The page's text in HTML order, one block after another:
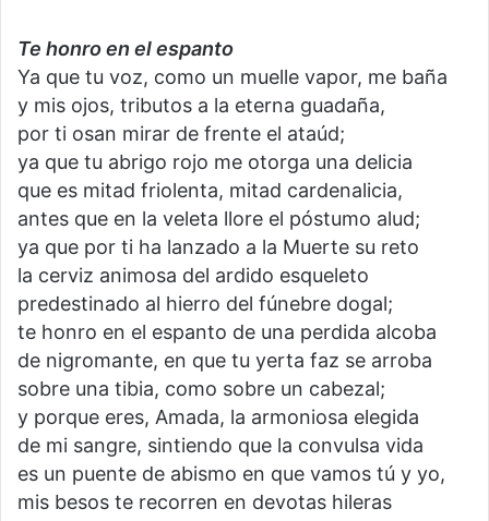
Te honro en el espanto
Ya que tu voz, como un muelle vapor, me baña
y mis ojos, tributos a la eterna guadaña,
por ti osan mirar de frente el ataúd;
ya que tu abrigo rojo me otorga una delicia
que es mitad friolenta, mitad cardenalicia,
antes que en la veleta llore el póstumo alud;
ya que por ti ha lanzado a la Muerte su reto
la cerviz animosa del ardido esqueleto
predestinado al hierro del fúnebre dogal;
te honro en el espanto de una perdida alcoba
de nigromante, en que tu yerta faz se arroba
sobre una tibia, como sobre un cabezal;
y porque eres, Amada, la armoniosa elegida
de mi sangre, sintiendo que la convulsa vida
es un puente de abismo en que vamos tú y yo,
mis besos te recorren en devotas hileras